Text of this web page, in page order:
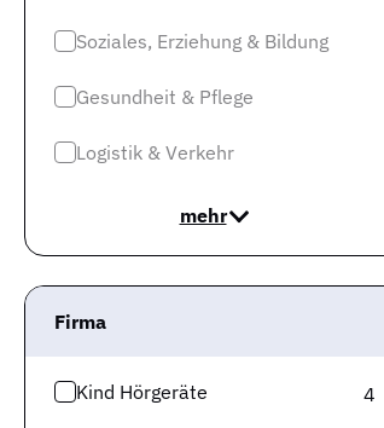
Soziales, Erziehung & Bildung
Gesundheit & Pflege
Logistik & Verkehr
mehr
Firma
Kind Hörgeräte 4